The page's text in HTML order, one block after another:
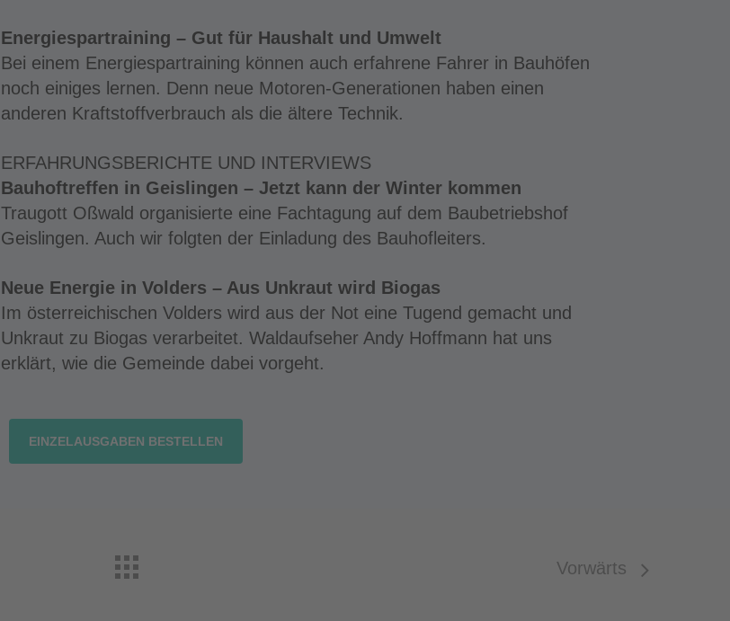
Energiespartraining – Gut für Haushalt und Umwelt
Bei einem Energiespartraining können auch erfahrene Fahrer in Bauhöfen
noch einiges lernen. Denn neue Motoren-Generationen haben einen
anderen Kraftstoffverbrauch als die ältere Technik.
ERFAHRUNGSBERICHTE UND INTERVIEWS
Bauhoftreffen in Geislingen – Jetzt kann der Winter kommen
Traugott Oßwald organisierte eine Fachtagung auf dem Baubetriebshof
Geislingen. Auch wir folgten der Einladung des Bauhofleiters.
Neue Energie in Volders – Aus Unkraut wird Biogas
Im österreichischen Volders wird aus der Not eine Tugend gemacht und
Unkraut zu Biogas verarbeitet. Waldaufseher Andy Hoffmann hat uns
erklärt, wie die Gemeinde dabei vorgeht.
EINZELAUSGABEN BESTELLEN
Vorwärts